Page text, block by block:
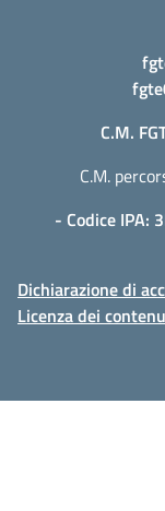
C.M.
C.M.
- Codice IPA:
Dichiarazione di
Licenza dei